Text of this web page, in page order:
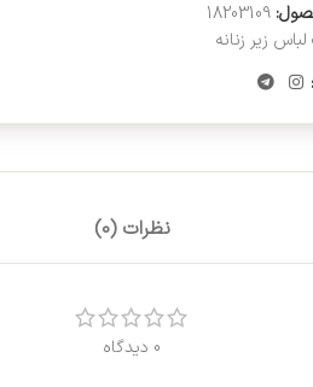
18203109
زیر زنانه
نظرات (0)
0 دیدگاه